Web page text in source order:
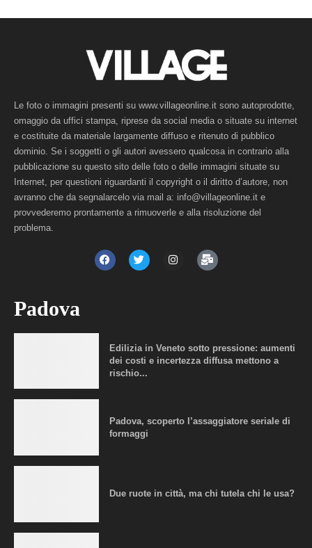
Le foto o immagini presenti su www.villageonline.it sono autoprodotte,
omaggio da uffici stampa, riprese da social media o situate su internet
e costituite da materiale largamente diffuso e ritenuto di pubblico
dominio. Se i soggetti o gli autori avessero qualcosa in contrario alla
pubblicazione su questo sito delle foto o delle immagini situate su
Internet, per questioni riguardanti il copyright o il diritto d’autore, non
avranno che da segnalarcelo via mail a: info@villageonline.it e
provvederemo prontamente a rimuoverle e alla risoluzione del
problema.
Padova
Edilizia in Veneto sotto pressione: aumenti
dei costi e incertezza diffusa mettono a
rischio...
Padova, scoperto l’assaggiatore seriale di
formaggi
Due ruote in città, ma chi tutela chi le usa?